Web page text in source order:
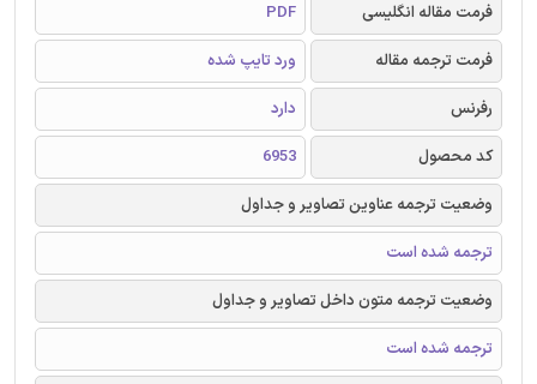
فرمت مقاله انگلیسی
PDF
فرمت ترجمه مقاله
ورد تایپ شده
رفرنس
دارد
کد محصول
6953
وضعیت ترجمه عناوین تصاویر و جداول
ترجمه شده است
وضعیت ترجمه متون داخل تصاویر و جداول
ترجمه شده است